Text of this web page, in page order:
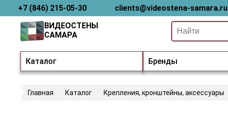
+7 (846) 215-05-30 clients@videostena-samara.ru
Каталог Бренды
ВИДЕОСТЕНЫ
САМАРА
Главная Каталог Крепления, кронштейны, аксессуары